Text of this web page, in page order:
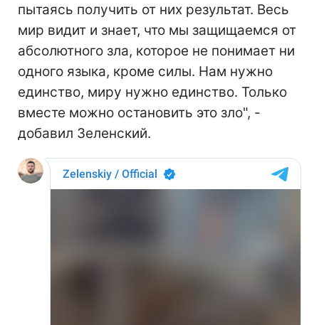
пытаясь получить от них результат. Весь
мир видит и знает, что мы защищаемся от
абсолютного зла, которое не понимает ни
одного языка, кроме силы. Нам нужно
единство, миру нужно единство. Только
вместе можно остановить это зло", -
добавил Зеленский.